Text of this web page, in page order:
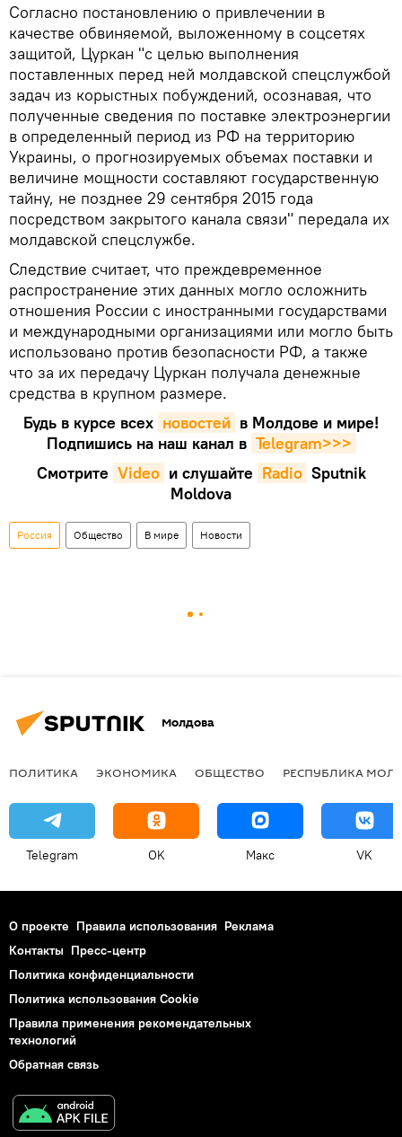
Согласно постановлению о привлечении в
качестве обвиняемой, выложенному в соцсетях
защитой, Цуркан "с целью выполнения
поставленных перед ней молдавской спецслужбой
задач из корыстных побуждений, осознавая, что
полученные сведения по поставке электроэнергии
в определенный период из РФ на территорию
Украины, о прогнозируемых объемах поставки и
величине мощности составляют государственную
тайну, не позднее 29 сентября 2015 года
посредством закрытого канала связи" передала их
молдавской спецслужбе.
Следствие считает, что преждевременное
распространение этих данных могло осложнить
отношения России с иностранными государствами
и международными организациями или могло быть
использовано против безопасности РФ, а также
что за их передачу Цуркан получала денежные
средства в крупном размере.
Будь в курсе всех новостей в Молдове и мире!
Подпишись на наш канал в Telegram>>>
Смотрите Video и слушайте Radio Sputnik
Moldova
Россия Общество В мире Новости
Молдова
ПОЛИТИКА ЭКОНОМИКА ОБЩЕСТВО РЕСПУБЛИКА
Telegram OK Макс VK
О проекте Правила использования Реклама
Контакты Пресс-центр
Политика конфиденциальности
Политика использования Cookie
Правила применения рекомендательных
технологий
Обратная связь